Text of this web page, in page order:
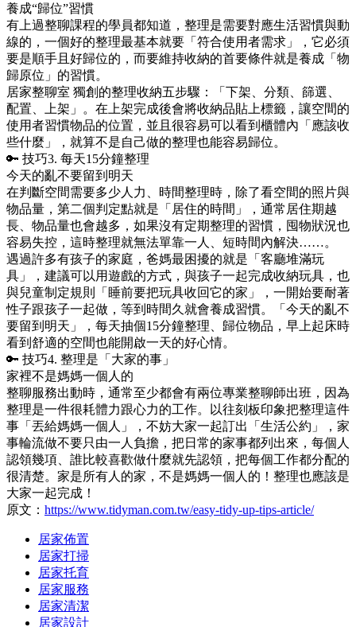
養成“歸位”習慣
有上過整聊課程的學員都知道，整理是需要對應生活習慣與動
線的，一個好的整理最基本就要「符合使用者需求」，它必須
要是順手且好歸位的，而要維持收納的首要條件就是養成「物
歸原位」的習慣。
居家整聊室 獨創的整理收納五步驟：「下架、分類、篩選、
配置、上架」。在上架完成後會將收納品貼上標籤，讓空間的
使用者習慣物品的位置，並且很容易可以看到櫃體內「應該收
些什麼」，就算不是自己做的整理也能容易歸位。
🔑 技巧3. 每天15分鐘整理
今天的亂不要留到明天
在判斷空間需要多少人力、時間整理時，除了看空間的照片與
物品量，第二個判定點就是「居住的時間」，通常居住期越
長、物品量也會越多，如果沒有定期整理的習慣，囤物狀況也
容易失控，這時整理就無法單靠一人、短時間內解決……。
遇過許多有孩子的家庭，爸媽最困擾的就是「客廳堆滿玩
具」，建議可以用遊戲的方式，與孩子一起完成收納玩具，也
與兒童制定規則「睡前要把玩具收回它的家」，一開始要耐著
性子跟孩子一起做，等到時間久就會養成習慣。「今天的亂不
要留到明天」，每天抽個15分鐘整理、歸位物品，早上起床時
看到舒適的空間也能開啟一天的好心情。
🔑 技巧4. 整理是「大家的事」
家裡不是媽媽一個人的
整聊服務出動時，通常至少都會有兩位專業整聊師出班，因為
整理是一件很耗體力跟心力的工作。以往刻板印象把整理這件
事「丟給媽媽一個人」，不妨大家一起訂出「生活公約」，家
事輪流做不要只由一人負擔，把日常的家事都列出來，每個人
認領幾項、誰比較喜歡做什麼就先認領，把每個工作都分配的
很清楚。家是所有人的家，不是媽媽一個人的！整理也應該是
大家一起完成！
原文： https://www.tidyman.com.tw/easy-tidy-up-tips-article/
居家佈置
居家打掃
居家托育
居家服務
居家清潔
居家設計